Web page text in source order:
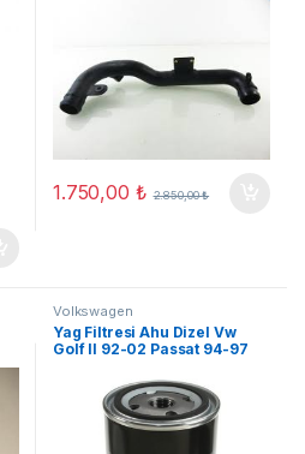
1.750,00 ₺ 2.850,00₺
Volkswagen
Yag Filtresi Ahu Dizel Vw
Golf II 92-02 Passat 94-97